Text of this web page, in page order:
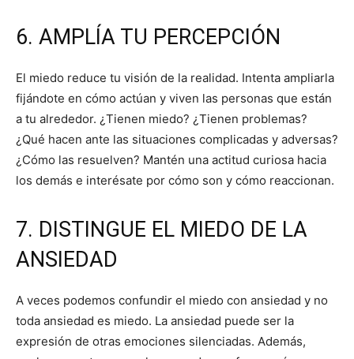
6. AMPLÍA TU PERCEPCIÓN
El miedo reduce tu visión de la realidad. Intenta ampliarla
fijándote en cómo actúan y viven las personas que están
a tu alrededor. ¿Tienen miedo? ¿Tienen problemas?
¿Qué hacen ante las situaciones complicadas y adversas?
¿Cómo las resuelven? Mantén una actitud curiosa hacia
los demás e interésate por cómo son y cómo reaccionan.
7. DISTINGUE EL MIEDO DE LA
ANSIEDAD
​A veces podemos confundir el miedo con ansiedad y no
toda ansiedad es miedo. La ansiedad puede ser la
expresión de otras emociones silenciadas. Además,